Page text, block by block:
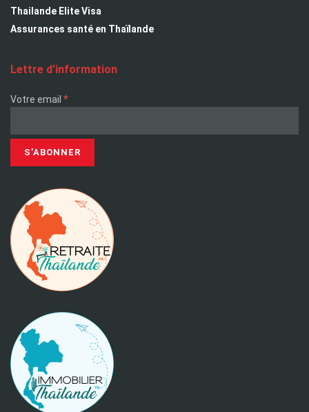
Thailande Elite Visa
Assurances santé en Thaïlande
Lettre d’information
Votre email *